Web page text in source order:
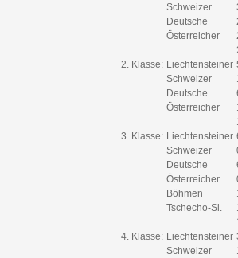
Schweizer
Deutsche
Österreicher
2. Klasse: Liechtensteiner
Schweizer
Deutsche
Österreicher
3. Klasse: Liechtensteiner
Schweizer
Deutsche
Österreicher
Böhmen
Tschecho-Sl.
4. Klasse: Liechtensteiner
Schweizer